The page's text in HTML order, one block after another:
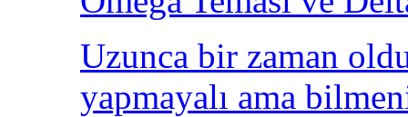
Uzunca bir zaman
yapmayalı ama